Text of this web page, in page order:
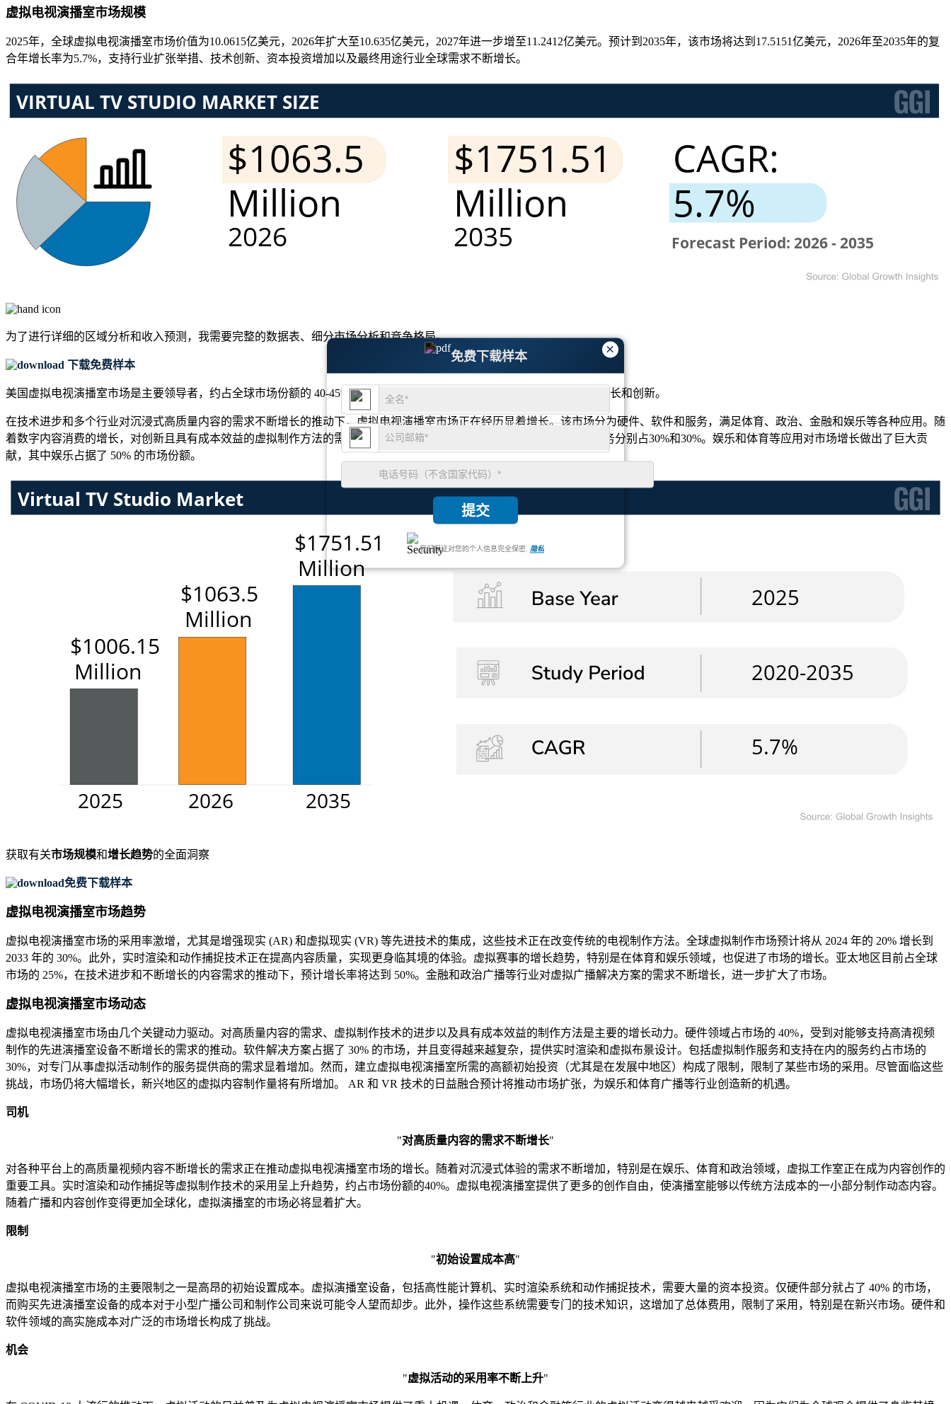
×
免费下载样本
提交
我们保证对您的个人信息完全保密. 隐私
虚拟电视演播室市场规模
2025年，全球虚拟电视演播室市场价值为10.0615亿美元，2026年扩大至10.635亿美元，2027年进一步增至11.2412亿美元。预计到2035年，该市场将达到17.5151亿美元，2026年至2035年的复
合年增长率为5.7%，支持行业扩张举措、技术创新、资本投资增加以及最终用途行业全球需求不断增长。
为了进行详细的区域分析和收入预测，我需要完整的数据表、细分市场分析和竞争格局。
下载免费样本
美国虚拟电视演播室市场是主要领导者，约占全球市场份额的 40-45%。娱乐、体育和政治领域的强劲需求推动了其持续增长和创新。
在技​​术进步和多个行业对沉浸式高质量内容的需求不断增长的推动下，虚拟电视演播室市场正在经历显着增长。该市场分为硬件、软件和服务，满足体育、政治、金融和娱乐等各种应用。随
着数字内容消费的增长，对创新且具有成本效益的虚拟制作方法的需求不断增加。硬件部分约占市场的40%，而软件和服务分别占30%和30%。娱乐和体育等应用对市场增长做出了巨大贡
献，其中娱乐占据了 50% 的市场份额。
获取有关市场规模和增长趋势的全面洞察
免费下载样本
虚拟电视演播室市场趋势
虚拟电视演播室市场的采用率激增，尤其是增强现实 (AR) 和虚拟现实 (VR) 等先进技术的集成，这些技术正在改变传统的电视制作方法。全球虚拟制作市场预计将从 2024 年的 20% 增长到
2033 年的 30%。此外，实时渲染和动作捕捉技术正在提高内容质量，实现更身临其境的体验。虚拟赛事的增长趋势，特别是在体育和娱乐领域，也促进了市场的增长。亚太地区目前占全球
市场的 25%，在技术进步和不断增长的内容需求的推动下，预计增长率将达到 50%。金融和政治广播等行业对虚拟广播解决方案的需求不断增长，进一步扩大了市场。
虚拟电视演播室市场动态
虚拟电视演播室市场由几个关键动力驱动。对高质量内容的需求、虚拟制作技术的进步以及具有成本效益的制作方法是主要的增长动力。硬件领域占市场的 40%，受到对能够支持高清视频
制作的先进演播室设备不断增长的需求的推动。软件解决方案占据了 30% 的市场，并且变得越来越复杂，提供实时渲染和虚拟布景设计。包括虚拟制作服务和支持在内的服务约占市场的
30%，对专门从事虚拟活动制作的服务提供商的需求显着增加。然而，建立虚拟电视演播室所需的高额初始投资（尤其是在发展中地区）构成了限制，限制了某些市场的采用。尽管面临这些
挑战，市场仍将大幅增长，新兴地区的虚拟内容制作量将有所增加。 AR 和 VR 技术的日益融合预计将推动市场扩张，为娱乐和体育广播等行业创造新的机遇。
司机
"对高质量内容的需求不断增长"
对各种平台上的高质量视频内容不断增长的需求正在推动虚拟电视演播室市场的增长。随着对沉浸式体验的需求不断增加，特别是在娱乐、体育和政治领域，虚拟工作室正在成为内容创作的
重要工具。实时渲染和动作捕捉等虚拟制作技术的采用呈上升趋势，约占市场份额的40%。虚拟电视演播室提供了更多的创作自由，使演播室能够以传统方法成本的一小部分制作动态内容。
随着广播和内容创作变得更加全球化，虚拟演播室的市场必将显着扩大。
限制
"初始设置成本高"
虚拟电视演播室市场的主要限制之一是高昂的初始设置成本。虚拟演播室设备，包括高性能计算机、实时渲染系统和动作捕捉技术，需要大量的资本投资。仅硬件部分就占了 40% 的市场，
而购买先进演播室设备的成本对于小型广播公司和制作公司来说可能令人望而却步。此外，操作这些系统需要专门的技术知识，这增加了总体费用，限制了采用，特别是在新兴市场。硬件和
软件领域的高实施成本对广泛的市场增长构成了挑战。
机会
"虚拟活动的采用率不断上升"